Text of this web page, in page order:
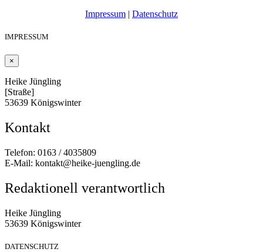
Impressum | Datenschutz
IMPRESSUM
×
Heike Jüngling
[Straße]
53639 Königswinter
Kontakt
Telefon: 0163 / 4035809
E-Mail: kontakt@heike-juengling.de
Redaktionell verantwortlich
Heike Jüngling
53639 Königswinter
DATENSCHUTZ